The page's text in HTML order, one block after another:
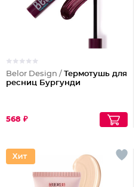
Belor Design / Термотушь для
ресниц Бургунди
568 ₽